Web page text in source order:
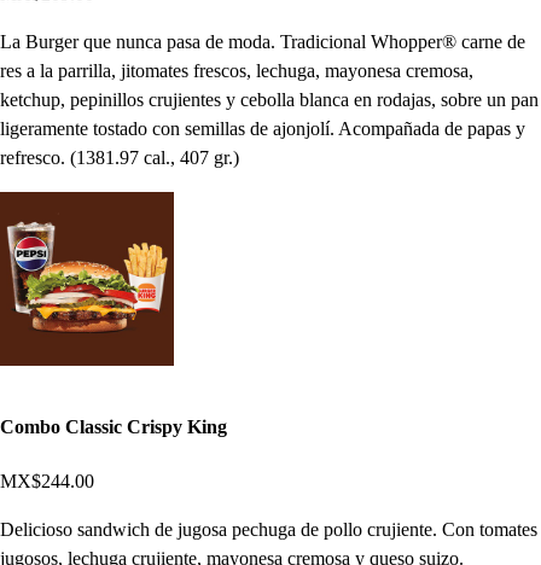
La Burger que nunca pasa de moda. Tradicional Whopper® carne de
res a la parrilla, jitomates frescos, lechuga, mayonesa cremosa,
ketchup, pepinillos crujientes y cebolla blanca en rodajas, sobre un pan
ligeramente tostado con semillas de ajonjolí. Acompañada de papas y
refresco. (1381.97 cal., 407 gr.)
Combo Classic Crispy King
MX$244.00
Delicioso sandwich de jugosa pechuga de pollo crujiente. Con tomates
jugosos, lechuga crujiente, mayonesa cremosa y queso suizo.